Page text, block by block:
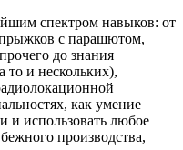
спектром навыков: от
прыжков с парашютом,
до знания
то и нескольких),
как умение
и использовать любое
производства,